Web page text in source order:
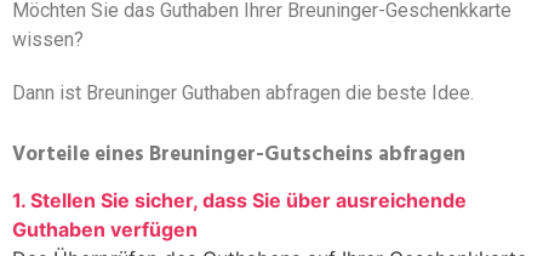
Möchten Sie das Guthaben Ihrer Breuninger-Geschenkkarte
wissen?
Dann ist Breuninger Guthaben abfragen die beste Idee.
Vorteile eines Breuninger-Gutscheins abfragen
1. Stellen Sie sicher, dass Sie über ausreichende
Guthaben verfügen